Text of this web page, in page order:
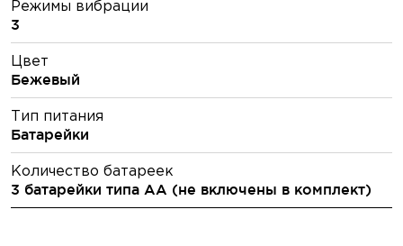
Режимы вибрации
3
Цвет
Бежевый
Тип питания
Батарейки
Количество батареек
3 батарейки типа AA (не включены в комплект)